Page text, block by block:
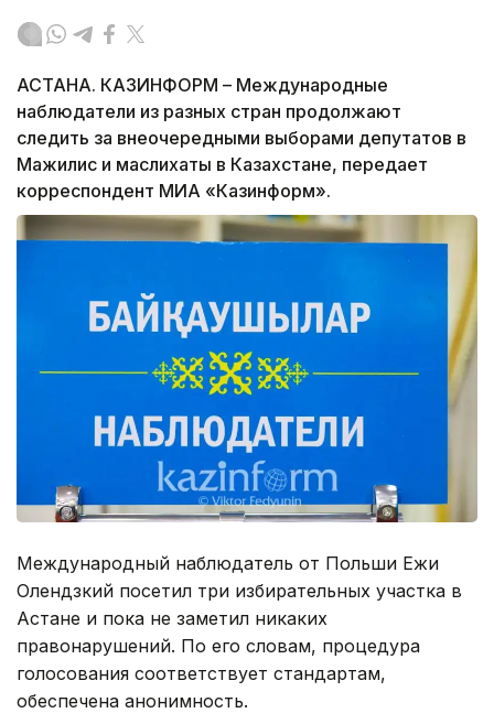
АСТАНА. КАЗИНФОРМ – Международные
наблюдатели из разных стран продолжают
следить за внеочередными выборами депутатов в
Мажилис и маслихаты в Казахстане, передает
корреспондент МИА «Казинформ».
Международный наблюдатель от Польши Ежи
Олендзкий посетил три избирательных участка в
Астане и пока не заметил никаких
правонарушений. По его словам, процедура
голосования соответствует стандартам,
обеспечена анонимность.